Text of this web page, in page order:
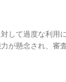
して過度な利用
が懸念され、審